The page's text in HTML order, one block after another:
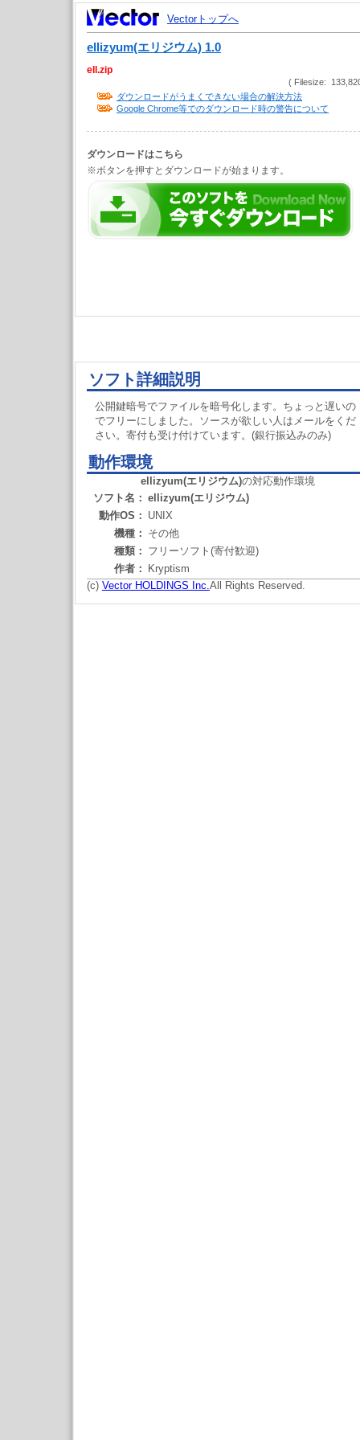
Vectorトップへ
ellizyum(エリジウム) 1.0
ell.zip
( Filesize:
ダウンロードがうまくできない場合の解決方法
Google Chrome等でのダウンロード時の警告について
ダウンロードはこちら
※ボタンを押すとダウンロードが始まります。
ソフト詳細説明
公開鍵暗号でファイルを暗号化します。ちょっと遅いの
でフリーにしました。ソースが欲しい人はメールをくだ
さい。寄付も受け付けています。(銀行振込みのみ)
動作環境
ellizyum(エリジウム)の対応動作環境
ソフト名： ellizyum(エリジウム)
動作OS： UNIX
機種： その他
種類： フリーソフト(寄付歓迎)
作者：
Kryptism
(c) Vector HOLDINGS Inc.All Rights Reserved.